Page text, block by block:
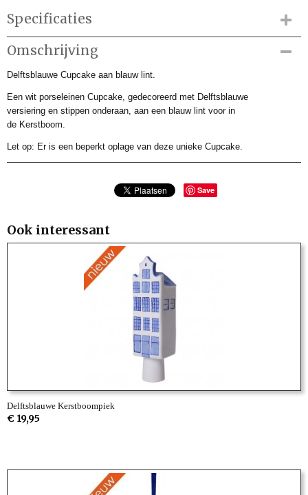
Specificaties
Productcode
DBK901227
Productcode leverancier
Afmetingen (l,b,h)
0 x 0 x 7,50 cm
Omschrijving
Delftsblauwe Cupcake aan blauw lint.
Een wit porseleinen Cupcake, gedecoreerd met Delftsblauwe
versiering en stippen onderaan, aan een blauw lint voor in
de Kerstboom.
Let op: Er is een beperkt oplage van deze unieke Cupcake.
Save
Ook interessant
Delftsblauwe Kerstboompiek
€ 19,95